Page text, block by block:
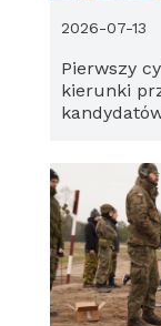
Pierwszy
kierunki
2026-07-13